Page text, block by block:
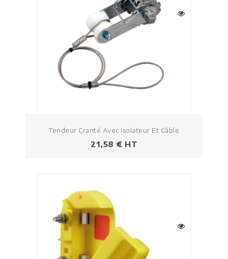
Tendeur Cranté Avec Isolateur Et Câble
Prix
21,58 € HT